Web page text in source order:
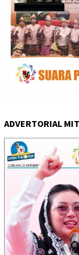
ADVERTORIAL